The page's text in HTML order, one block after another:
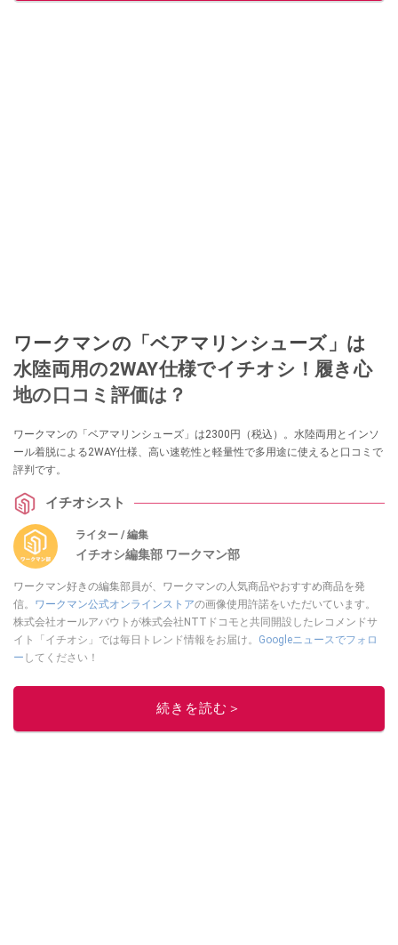
ワークマンの「ベアマリンシューズ」は
水陸両用の2WAY仕様でイチオシ！履き心
地の口コミ評価は？
ワークマンの「ベアマリンシューズ」は2300円（税込）。水陸両用とインソ
ール着脱による2WAY仕様、高い速乾性と軽量性で多用途に使えると口コミで
評判です。
イチオシスト
ライター / 編集
イチオシ編集部 ワークマン部
ワークマン好きの編集部員が、ワークマンの人気商品やおすすめ商品を発
信。 ワークマン公式オンラインストアの画像使用許諾をいただいています。
株式会社オールアバウトが株式会社NTTドコモと共同開設したレコメンドサ
イト「イチオシ」では毎日トレンド情報をお届け。 Googleニュースでフォロ
ー してください！
このイチオシストの他の記事を読む
続きを読む＞